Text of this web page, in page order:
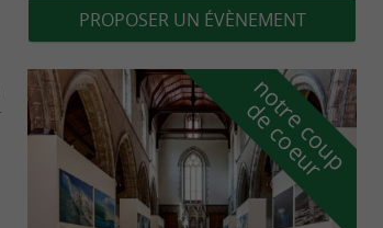
PROPOSER UN ÉVÈNEMENT
n
o
t
r
e
c
o
u
p
d
e
c
o
e
u
r